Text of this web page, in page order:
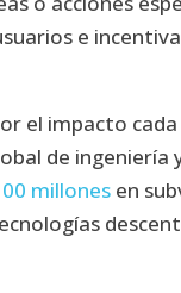
e
el impacto
de ingeniería
millones en